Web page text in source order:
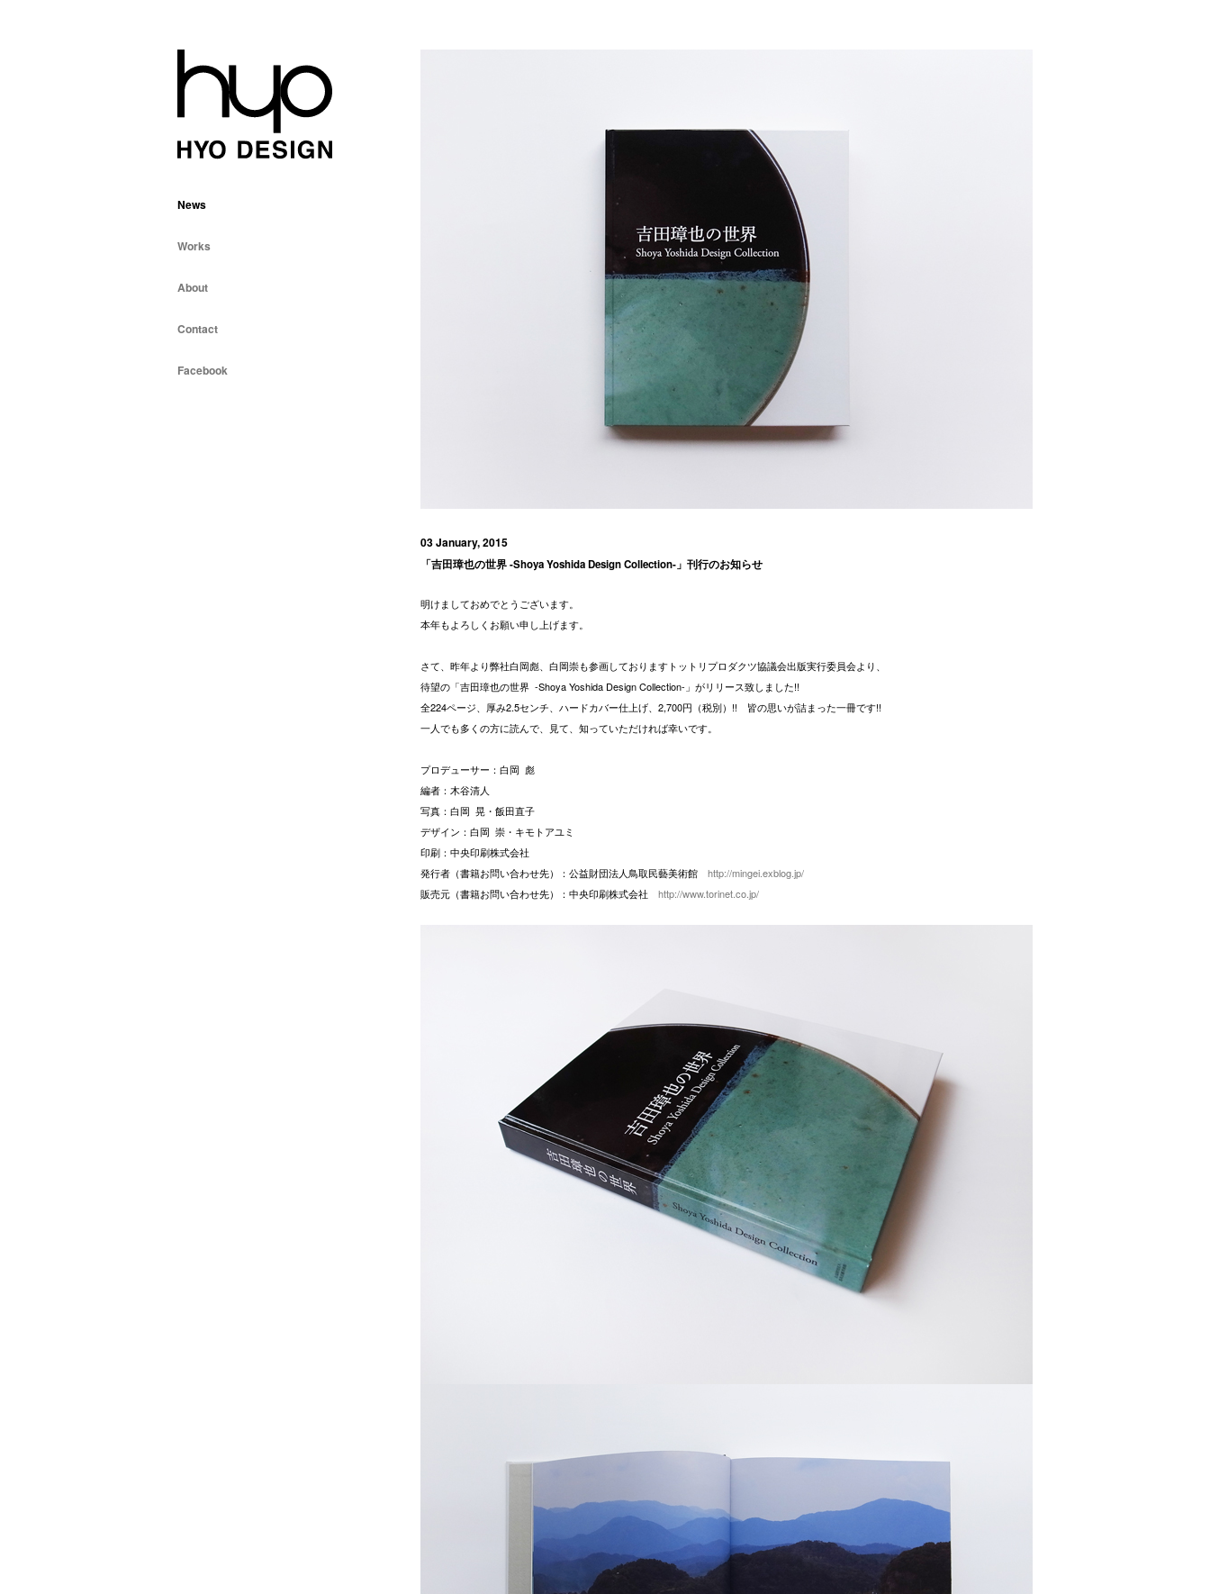
News
Works
About
Contact
Facebook
03 January, 2015
「吉田璋也の世界 -Shoya Yoshida Design Collection-」刊行のお知らせ
明けましておめでとうございます。
本年もよろしくお願い申し上げます。
さて、昨年より弊社白岡彪、白岡崇も参画しておりますトットリプロダクツ協議会出版実行委員会より、
待望の 「吉田璋也の世界 -Shoya Yoshida Design Collection-」がリリース致しました!!
全224ページ、厚み2.5センチ、ハードカバー仕上げ、2,700円（税別）!! 皆の思いが詰まった一冊です!!
一人でも多くの方に読んで、見て、知っていただければ幸いです。
プロデューサー：白岡 彪
編者：木谷清人
写真：白岡 晃・飯田直子
デザイン：白岡 崇・キモトアユミ
印刷：中央印刷株式会社
発行者（書籍お問い合わせ先）：公益財団法人鳥取民藝美術館 http://mingei.exblog.jp/
販売元（書籍お問い合わせ先）：中央印刷株式会社 http://www.torinet.co.jp/